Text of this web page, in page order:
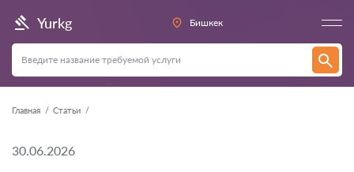
Yurkg Бишкек
Главная Статьи
30.06.2026